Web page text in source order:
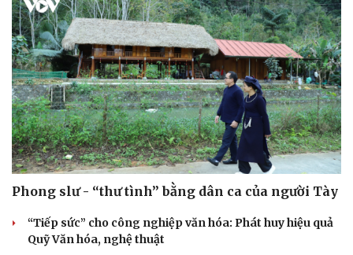
Phong slư - “thư tình” bằng dân ca của người Tày
“Tiếp sức” cho công nghiệp văn hóa: Phát huy hiệu quả
Quỹ Văn hóa, nghệ thuật